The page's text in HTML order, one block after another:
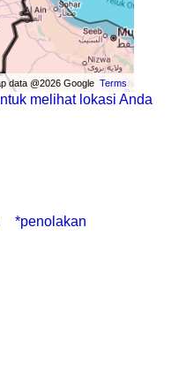
data @2026 GoogleTerms
melihat lokasi Anda
*penolakan